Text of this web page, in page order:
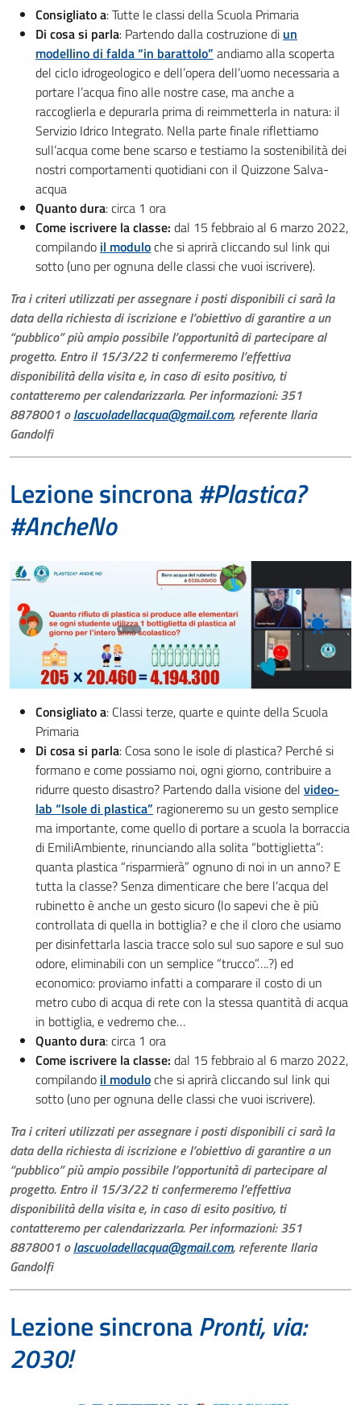
Consigliato a: Tutte le classi della Scuola Primaria
Di cosa si parla: Partendo dalla costruzione di un
modellino di falda “in barattolo” andiamo alla scoperta
del ciclo idrogeologico e dell’opera dell’uomo necessaria a
portare l’acqua fino alle nostre case, ma anche a
raccoglierla e depurarla prima di reimmetterla in natura: il
Servizio Idrico Integrato. Nella parte finale riflettiamo
sull’acqua come bene scarso e testiamo la sostenibilità dei
nostri comportamenti quotidiani con il Quizzone Salva-
acqua
Quanto dura: circa 1 ora
Come iscrivere la classe: dal 15 febbraio al 6 marzo 2022,
compilando il moduloche si aprirà cliccando sul link qui
sotto (uno per ognuna delle classi che vuoi iscrivere).
Tra i criteri utilizzati per assegnare i posti disponibili ci sarà la
data della richiesta di iscrizione e l’obiettivo di garantire a un
“pubblico” più ampio possibile l’opportunità di partecipare al
progetto. Entro il 15/3/22 ti confermeremo l’effettiva
disponibilità della visita e, in caso di esito positivo, ti
contatteremo per calendarizzarla. Per informazioni: 351
8878001 olascuoladellacqua@gmail.com, referente Ilaria
Gandolfi
Lezione sincrona#Plastica?
#AncheNo
Consigliato a: Classi terze, quarte e quinte della Scuola
Primaria
Di cosa si parla: Cosa sono le isole di plastica? Perché si
formano e come possiamo noi, ogni giorno, contribuire a
ridurre questo disastro? Partendo dalla visione del video-
lab “Isole di plastica” ragioneremo su un gesto semplice
ma importante, come quello di portare a scuola la borraccia
di EmiliAmbiente, rinunciando alla solita “bottiglietta”:
quanta plastica “risparmierà” ognuno di noi in un anno? E
tutta la classe? Senza dimenticare che bere l’acqua del
rubinetto è anche un gesto sicuro (lo sapevi che è più
controllata di quella in bottiglia? e che il cloro che usiamo
per disinfettarla lascia tracce solo sul suo sapore e sul suo
odore, eliminabili con un semplice “trucco”….?) ed
economico: proviamo infatti a comparare il costo di un
metro cubo di acqua di rete con la stessa quantità di acqua
in bottiglia, e vedremo che…
Quanto dura: circa 1 ora
Come iscrivere la classe: dal 15 febbraio al 6 marzo 2022,
compilando il moduloche si aprirà cliccando sul link qui
sotto (uno per ognuna delle classi che vuoi iscrivere).
Tra i criteri utilizzati per assegnare i posti disponibili ci sarà la
data della richiesta di iscrizione e l’obiettivo di garantire a un
“pubblico” più ampio possibile l’opportunità di partecipare al
progetto. Entro il 15/3/22 ti confermeremo l’effettiva
disponibilità della visita e, in caso di esito positivo, ti
contatteremo per calendarizzarla. Per informazioni: 351
8878001 olascuoladellacqua@gmail.com, referente Ilaria
Gandolfi
Lezione sincronaPronti, via:
2030!